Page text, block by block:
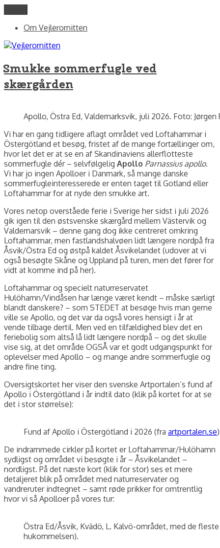
indhold
Vejlerornitten
fotos og skriblerier af Jørgen Peter Kjeldsen/ornit.dk
Om Vejlerornitten
Smukke sommerfugle ved
skærgården
Apollo, Östra Ed, Valdemarksvik, juli 2026. Foto:
Vi har en gang tidligere aflagt området ved Loftahammar i
Östergötland et besøg, fristet af de mange fortællinger om,
hvor let det er at se en af Skandinaviens allerflotteste
sommerfugle dér – selvfølgelig Apollo Parnassius apollo.
Vi har jo ingen Apolloer i Danmark, så mange danske
sommerfugleinteresserede er enten taget til Gotland eller
Loftahammar for at nyde den smukke art.
Vores netop overståede ferie i Sverige her sidst i juli 2026
gik igen til den østsvenske skærgård mellem Västervik og
Valdemarsvik – denne gang dog ikke centreret omkring
Loftahammar, men fastlandshalvøen lidt længere nordpå fra
Åsvik/Östra Ed og østpå kaldet Åsvikelandet (udover at vi
også besøgte Skåne og Uppland på turen, men det fører for
vidt at komme ind på her).
Loftahammar og specielt naturreservatet
Hulöhamn/Vindåsen har længe været kendt – måske særligt
blandt danskere? – som STEDET at besøge hvis man gerne
ville se Apollo, og det var da også vores hensigt i år at
vende tilbage dertil. Men ved en tilfældighed blev det en
feriebolig som altså lå lidt længere nordpå – og det skulle
vise sig, at det område OGSÅ var et godt udgangspunkt for
oplevelser med Apollo – og mange andre sommerfugle og
andre fine ting.
Oversigtskortet her viser den svenske Artportalen’s fund af
Apollo i Östergötland i år indtil dato (klik på kortet for at se
det i stor størrelse):
Fund af Apollo i Östergötland i 2026 (fra artportalen.se
De indrammede cirkler på kortet er Loftahammar/Hulöhamn
sydligst og området vi besøgte i år – Åsvikelandet –
nordligst. På det næste kort (klik for stor) ses et mere
detaljeret blik på området med naturreservater og
vandreruter indtegnet – samt røde prikker for omtrentlig
hvor vi så Apolloer på vores tur:
Östra Ed/Åsvik, Kvädö, L. Kalvö-området, med de
hukommelsen).